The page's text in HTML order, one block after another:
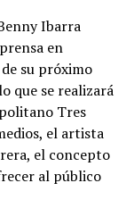
Ibarra
en
su próximo
que se realizará
Tres
el artista
el concepto
al público